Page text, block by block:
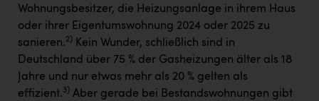
KLIPP Frisör
Kleider Bauer
Kremsmüller Anlagenbau GmbH
Maximarkt
Wohnungsbesitzer, die Heizungsanlage in ihrem Haus
oder ihrer Eigentumswohnung 2024 oder 2025 zu
sanieren.2) Kein Wunder, schließlich sind in
Deutschland über 75 % der Gasheizungen älter als 18
Jahre und nur etwas mehr als 20 % gelten als
effizient.3) Aber gerade bei Bestandswohnungen gibt